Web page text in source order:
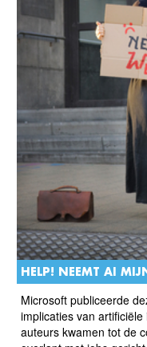
HELP! NEEMT AI
Microsoft publiceerde
implicaties van
auteurs kwamen tot de